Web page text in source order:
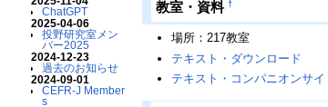
ChatGPT
2025-04-06
投野研究室メン
バー2025
2024-12-23
過去のお知らせ
2024-09-01
CEFR-J Member
s
教室・資料 †
場所：217教室
テキスト・ダウンロード
テキスト・コンパニオンサイ